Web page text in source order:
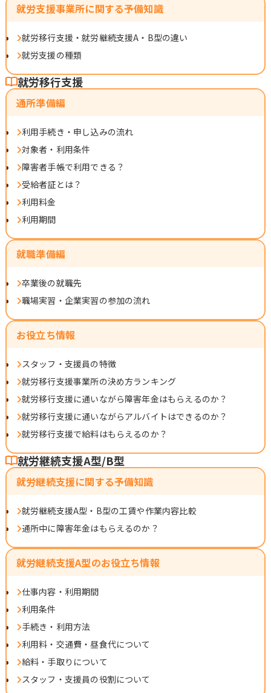
就労支援事業所に関する予備知識
就労移行支援・就労継続支援A・B型の違い
就労支援の種類
就労移行支援
通所準備編
利用手続き・申し込みの流れ
対象者・利用条件
障害者手帳で利用できる？
受給者証とは？
利用料金
利用期間
就職準備編
卒業後の就職先
職場実習・企業実習の参加の流れ
お役立ち情報
スタッフ・支援員の特徴
就労移行支援事業所の決め方ランキング
就労移行支援に通いながら障害年金はもらえるのか？
就労移行支援に通いながらアルバイトはできるのか？
就労移行支援で給料はもらえるのか？
就労継続支援A型/B型
就労継続支援に関する予備知識
就労継続支援A型・B型の工賃や作業内容比較
通所中に障害年金はもらえるのか？
就労継続支援A型のお役立ち情報
仕事内容・利用期間
利用条件
手続き・利用方法
利用料・交通費・昼食代について
給料・手取りについて
スタッフ・支援員の役割について